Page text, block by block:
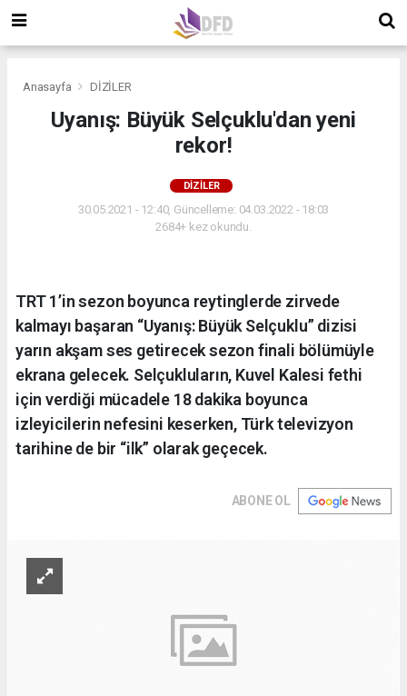
Anasayfa DİZİLER
Uyanış: Büyük Selçuklu'dan yeni
rekor!
DİZİLER
30.05.2021 - 12:40, Güncelleme: 04.03.2022 - 18:03
2684+ kez okundu.
TRT 1’in sezon boyunca reytinglerde zirvede
kalmayı başaran “Uyanış: Büyük Selçuklu” dizisi
yarın akşam ses getirecek sezon finali bölümüyle
ekrana gelecek. Selçukluların, Kuvel Kalesi fethi
için verdiği mücadele 18 dakika boyunca
izleyicilerin nefesini keserken, Türk televizyon
tarihine de bir “ilk” olarak geçecek.
ABONE OL